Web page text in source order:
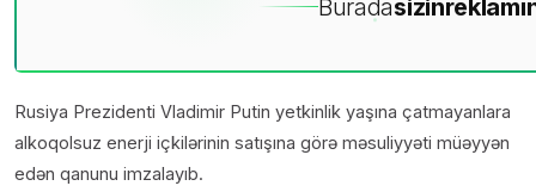
Buradasizin
Rusiya Prezidenti Vladimir Putin yetkinlik yaşına çatmayanlara
alkoqolsuz enerji içkilərinin satışına görə məsuliyyəti müəyyən
edən qanunu imzalayıb.